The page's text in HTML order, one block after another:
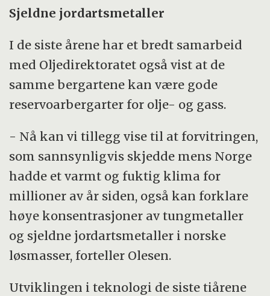
Sjeldne jordartsmetaller
I de siste årene har et bredt samarbeid
med Oljedirektoratet også vist at de
samme bergartene kan være gode
reservoarbergarter for olje- og gass.
- Nå kan vi tillegg vise til at forvitringen,
som sannsynligvis skjedde mens Norge
hadde et varmt og fuktig klima for
millioner av år siden, også kan forklare
høye konsentrasjoner av tungmetaller
og sjeldne jordartsmetaller i norske
løsmasser, forteller Olesen.
Utviklingen i teknologi de siste tiårene